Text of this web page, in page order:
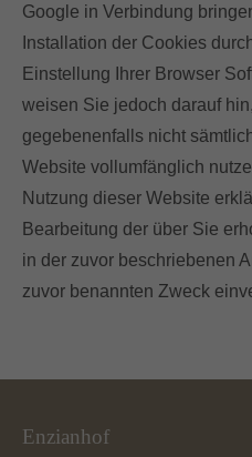
Google in Verbindung
Installation der Cookies
Einstellung Ihrer Browser
weisen Sie jedoch darauf
gegebenenfalls nicht
Website vollumfänglich
Nutzung dieser Website
Bearbeitung der über Sie
in der zuvor beschriebenen
zuvor benannten Zweck
Enzianhof